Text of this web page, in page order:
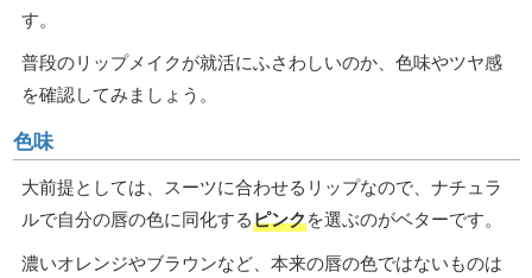
す。
普段のリップメイクが就活にふさわしいのか、色味やツヤ感
を確認してみましょう。
色味
大前提としては、スーツに合わせるリップなので、ナチュラ
ルで自分の唇の色に同化するピンクを選ぶのがベターです。
濃いオレンジやブラウンなど、本来の唇の色ではないものは